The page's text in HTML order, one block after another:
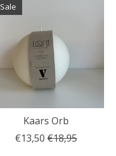
Sale
Kaars Orb
€13,50 €18,95